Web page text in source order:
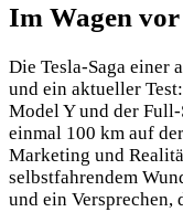
Im Wagen
Die Tesla-Saga einer
und ein aktueller
Model Y und der
einmal 100 km auf
Marketing und
selbstfahrendem
und ein Versprechen,